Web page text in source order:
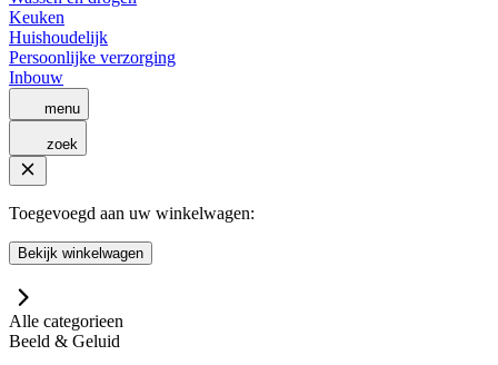
Keuken
Huishoudelijk
Persoonlijke verzorging
Inbouw
menu
zoek
Toegevoegd aan uw winkelwagen:
Bekijk winkelwagen
Alle categorieen
Beeld & Geluid